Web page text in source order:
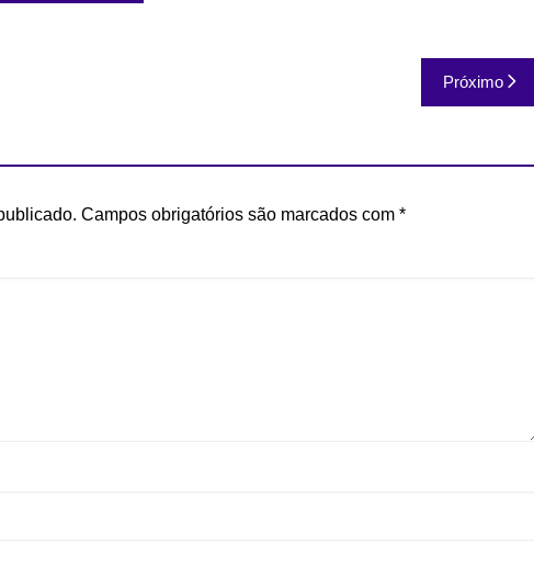
Próximo
Campos obrigatórios são marcados com *